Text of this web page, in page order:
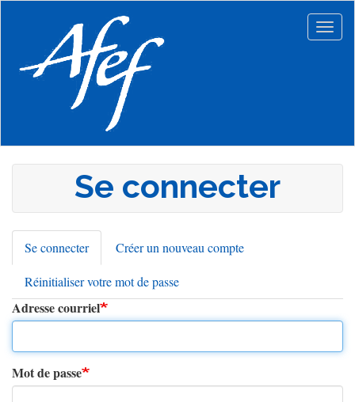
principal
Se connecter
Onglets
principaux
Se connecter(onglet
actif)
Créer un nouveau compte
Réinitialiser votre mot de passe
Adresse courriel
Mot de passe